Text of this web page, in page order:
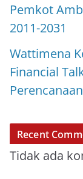
Pemkot
2011-2031
Wattimena
Financial
Recent
Tidak ada